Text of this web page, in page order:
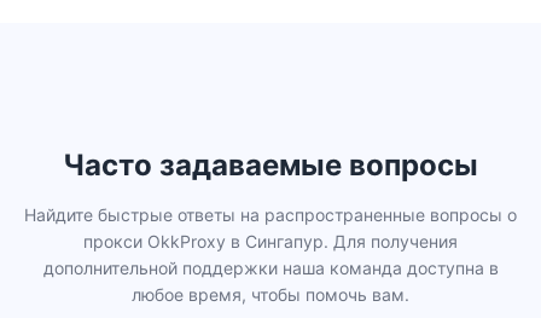
Часто задаваемые вопросы
Найдите быстрые ответы на распространенные вопросы о
прокси OkkProxy в Сингапур. Для получения
дополнительной поддержки наша команда доступна в
любое время, чтобы помочь вам.